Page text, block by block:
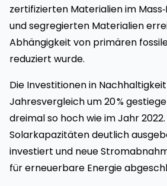
zertifizierten Materialien im
und segregierten Materialien
Abhängigkeit von primären
reduziert wurde.
Die Investitionen in
Jahresvergleich um 20 %
dreimal so hoch wie im Jahr
Solarkapazitäten deutlich
investiert und neue
für erneuerbare Energie